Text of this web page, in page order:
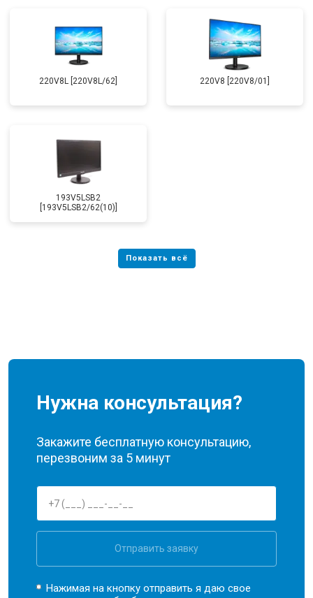
220V8L [220V8L/62] 220V8 [220V8/01]
193V5LSB2
[193V5LSB2/62(10)]
Нужна консультация?
Закажите бесплатную консультацию,
перезвоним за 5 минут
Отправить заявку
Нажимая на кнопку отправить я даю свое